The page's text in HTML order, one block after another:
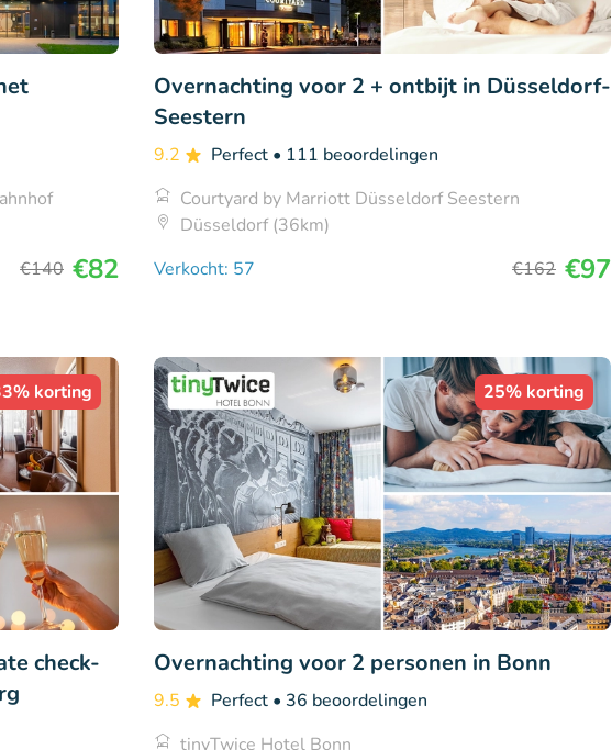
€140 €82
Overnachting voor 2 + ontbijt in Düsseldorf-
Seestern
9.2 Perfect • 111 beoordelingen
Courtyard by Marriott Düsseldorf Seestern
Düsseldorf (36km)
Verkocht: 57
€162 €97
korting
check-
25% korting
Overnachting voor 2 personen in Bonn
9.5 Perfect • 36 beoordelingen
tinyTwice Hotel Bonn